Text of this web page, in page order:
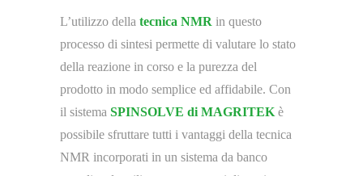
L’utilizzo della tecnica NMR in questo
processo di sintesi permette di valutare lo stato
della reazione in corso e la purezza del
prodotto in modo semplice ed affidabile. Con
il sistema SPINSOLVE di MAGRITEK è
possibile sfruttare tutti i vantaggi della tecnica
NMR incorporati in un sistema da banco